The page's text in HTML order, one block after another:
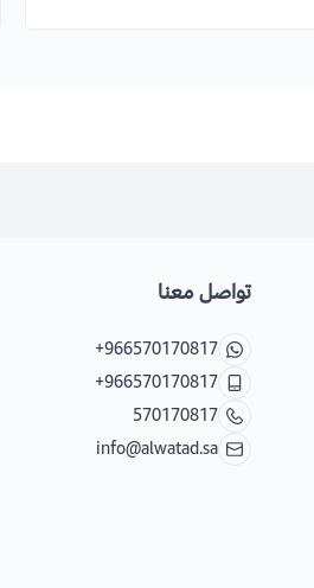
تواصل معنا
+966570170817
+966570170817
570170817
info@alwatad.sa